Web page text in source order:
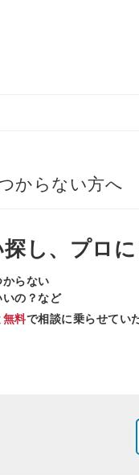
からない方へ
探し、 プロ
からない
の？など
無料で相談に乗らせてい